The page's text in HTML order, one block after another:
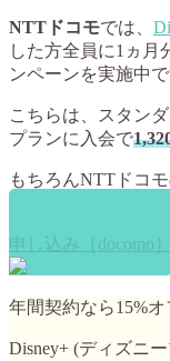
NTTドコモでは、
した方全員に1ヵ月
ンペーンを実施中で
こちらは、スタン
プランに入会で
もちろんNTTドコ
Disney+ (ディズニ
申し込み［docomo］
年間契約なら15%オ
Disney+ (ディズニー